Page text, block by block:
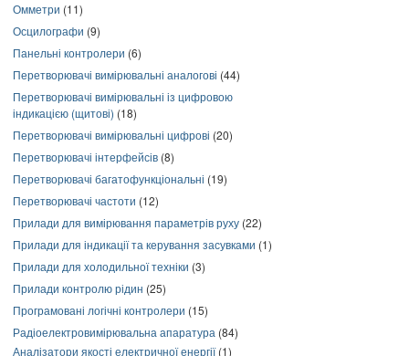
Омметри (11)
Осцилографи (9)
Панельні контролери (6)
Перетворювачі вимірювальні аналогові (44)
Перетворювачі вимірювальні із цифровою
індикацією (щитові) (18)
Перетворювачі вимірювальні цифрові (20)
Перетворювачі інтерфейсів (8)
Перетворювачі багатофункціональні (19)
Перетворювачі частоти (12)
Прилади для вимірювання параметрів руху (22)
Прилади для індикації та керування засувками (1)
Прилади для холодильної техніки (3)
Прилади контролю рідин (25)
Програмовані логічні контролери (15)
Радіоелектровимірювальна апаратура (84)
Аналізатори якості електричної енергії(1)